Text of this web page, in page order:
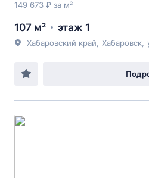
149 673 ₽ за м²
107 м² этаж 1
Хабаровский край Хабаровск